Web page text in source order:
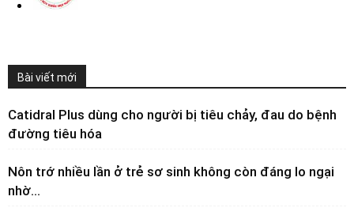
Bài viết mới
Catidral Plus dùng cho người bị tiêu chảy, đau do bệnh
đường tiêu hóa
Nôn trớ nhiều lần ở trẻ sơ sinh không còn đáng lo ngại
nhờ...